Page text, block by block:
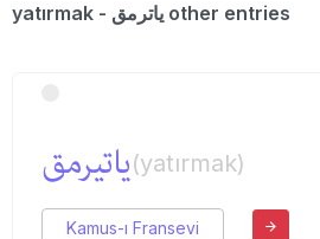
yatırmak - یاترمق other entries
یاتیرمق(yatırmak)
Kamus-ı Fransevi